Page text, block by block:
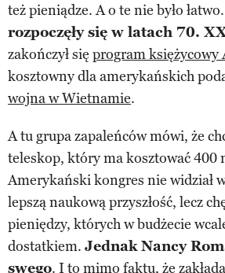
też pieniądze. A o te nie było łatwo.
rozpoczęły się w latach 70.
zakończył się program księżycowy
kosztowny dla amerykańskich
wojna w Wietnamie.
A tu grupa zapaleńców mówi, że
teleskop, który ma kosztować 400
Amerykański kongres nie widział
lepszą naukową przyszłość, lecz
pieniędzy, których w budżecie
dostatkiem. Jednak Nancy
swego. I to mimo faktu, że